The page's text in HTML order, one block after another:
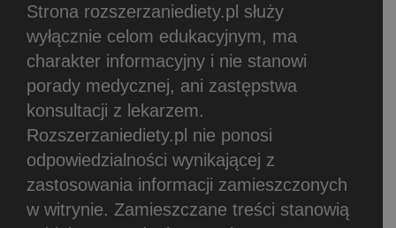
Strona rozszerzaniediety.pl służy
wyłącznie celom edukacyjnym, ma
charakter informacyjny i nie stanowi
porady medycznej, ani zastępstwa
konsultacji z lekarzem.
Rozszerzaniediety.pl nie ponosi
odpowiedzialności wynikającej z
zastosowania informacji zamieszczonych
w witrynie. Zamieszczane treści stanowią